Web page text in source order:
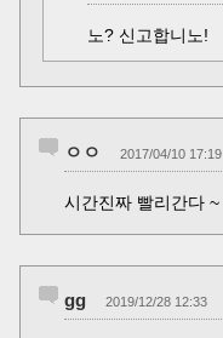
노? 신고합니노!
ㅇㅇ 2017/04/10 17:19
시간진짜 빨리간다 ~
gg 2019/12/28 12:33